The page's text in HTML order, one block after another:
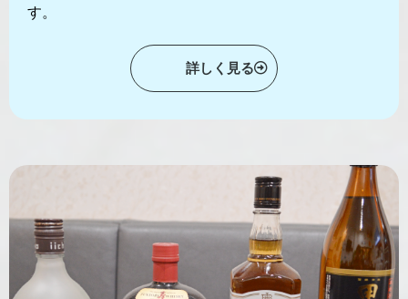
す。
詳しく見る